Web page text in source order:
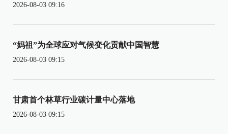
2026-08-03 09:16
“妈祖”为全球应对气候变化贡献中国智慧
2026-08-03 09:15
甘肃首个林草行业碳计量中心落地
2026-08-03 09:15